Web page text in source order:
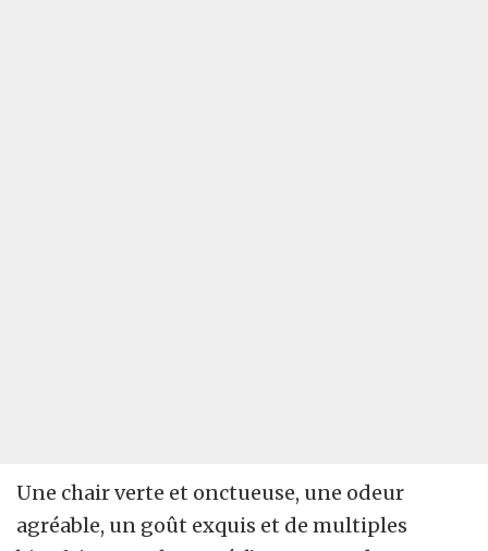
Une chair verte et onctueuse, une odeur
agréable, un goût exquis et de multiples